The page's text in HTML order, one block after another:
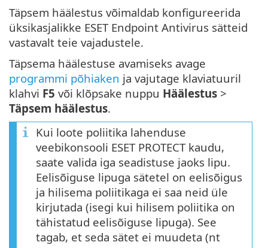
Täpsem häälestus võimaldab konfigureerida
üksikasjalikke ESET Endpoint Antivirus sätteid
vastavalt teie vajadustele.
Täpsema häälestuse avamiseks avage
programmi põhiaken ja vajutage klaviatuuril
klahvi F5 või klõpsake nuppu Häälestus >
Täpsem häälestus.
Kui loote poliitika lahenduse
veebikonsooli ESET PROTECT kaudu,
saate valida iga seadistuse jaoks lipu.
Eelisõiguse lipuga sätetel on eelisõigus
ja hilisema poliitikaga ei saa neid üle
kirjutada (isegi kui hilisem poliitika on
tähistatud eelisõiguse lipuga). See
tagab, et seda sätet ei muudeta (nt